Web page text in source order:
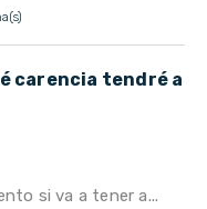
carencia tendré a
si va a tener a...